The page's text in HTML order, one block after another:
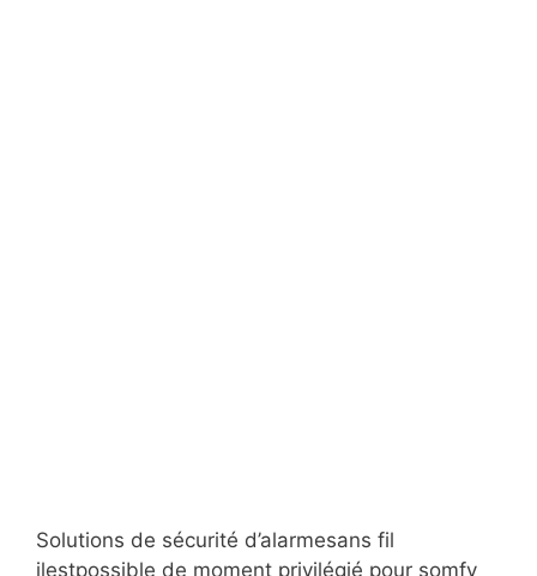
Solutions de sécurité d’alarmesans fil
ilestpossible de moment privilégié pour somfy